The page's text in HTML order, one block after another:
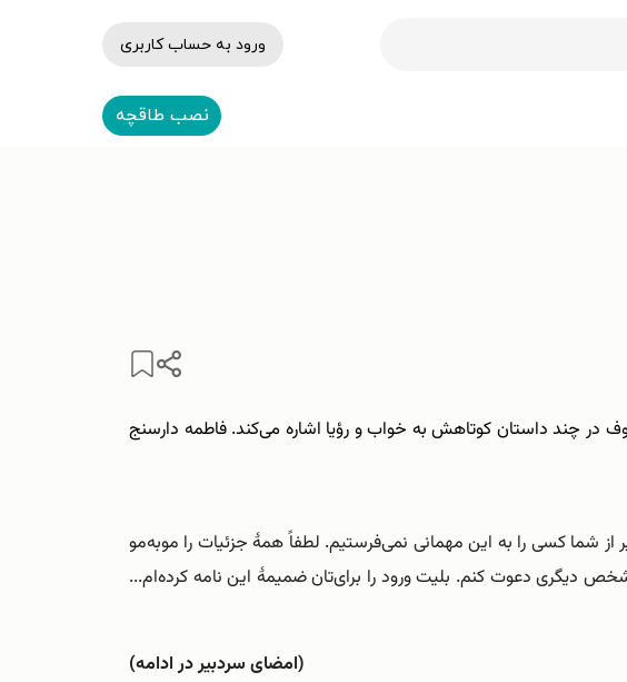
ورود به حساب کاربری
نصب طاقچه
در چند داستان کوتاهش به خواب و رؤیا اشاره می‌کند. فاطمه دارسنج
شما کسی را به این مهمانی نمی‌فرستیم. لطفاً همۀ جزئیات را موبه‌مو
دیگری دعوت کنم. بلیت ورود را برای‌تان ضمیمۀ این نامه کرده‌ام...
(امضای سردبیر در ادامه)